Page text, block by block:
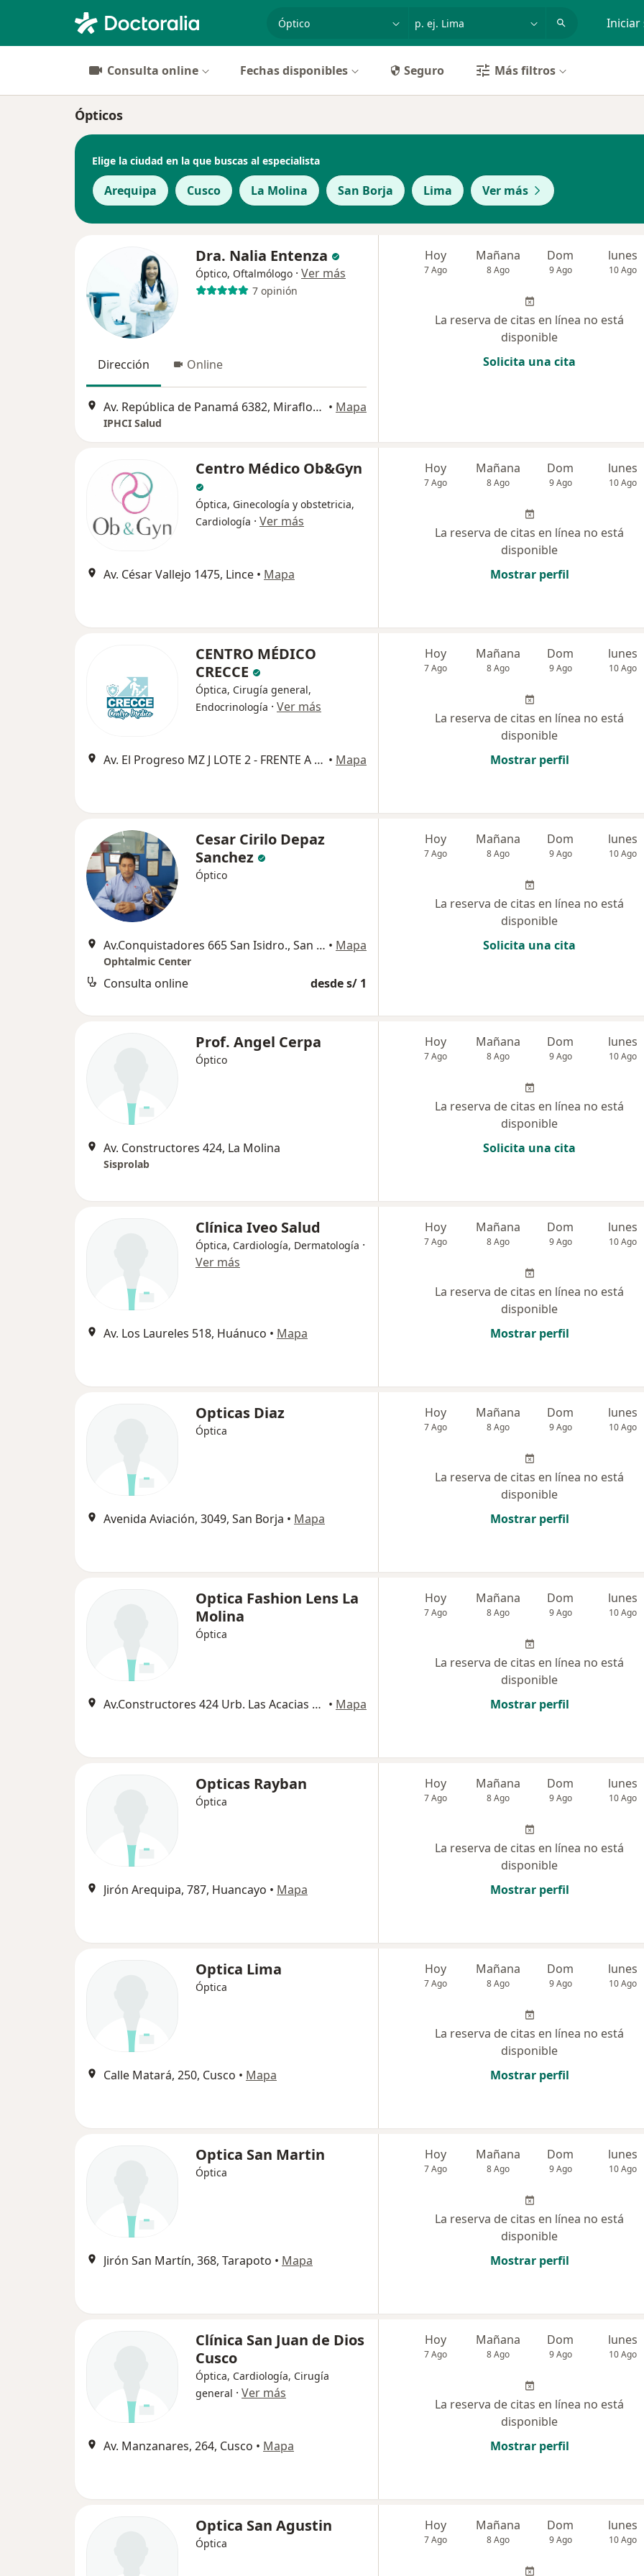
especialidad, enfermedad o nombre Iniciar
Consulta online Fechas disponibles Seguro Más filtros
Ópticos
Elige la ciudad en la que buscas al especialista
Arequipa Cusco La Molina San Borja Lima Ver más
Dra. Nalia Entenza
Óptico, Oftalmólogo · Ver más
7 opinión
Dirección Online
Av. República de Panamá 6382, Miraflores, Lima • Mapa
IPHCI Salud
Hoy
7 Ago
Mañana
8 Ago
Dom
9 Ago
lunes
10 Ago
La reserva de citas en línea no está
disponible
Solicita una cita
Centro Médico Ob&Gyn
Óptica, Ginecología y obstetricia,
Cardiología · Ver más
Av. César Vallejo 1475, Lince • Mapa
Hoy
7 Ago
Mañana
8 Ago
Dom
9 Ago
lunes
10 Ago
La reserva de citas en línea no está
disponible
Mostrar perfil
CENTRO MÉDICO
CRECCE
Óptica, Cirugía general,
Endocrinología · Ver más
Av. El Progreso MZ J LOTE 2 - FRENTE A PUERTA DE EMERGENCIAS DEL HOSPITAL REGIONAL., Chiclayo • Mapa
Hoy
7 Ago
Mañana
8 Ago
Dom
9 Ago
lunes
10 Ago
La reserva de citas en línea no está
disponible
Mostrar perfil
Cesar Cirilo Depaz
Sanchez
Óptico
Av.Conquistadores 665 San Isidro., San Isidro • Mapa
Ophtalmic Center
Consulta online desde s/ 1
Hoy
7 Ago
Mañana
8 Ago
Dom
9 Ago
lunes
10 Ago
La reserva de citas en línea no está
disponible
Solicita una cita
Prof. Angel Cerpa
Óptico
Av. Constructores 424, La Molina
Sisprolab
Hoy
7 Ago
Mañana
8 Ago
Dom
9 Ago
lunes
10 Ago
La reserva de citas en línea no está
disponible
Solicita una cita
Clínica Iveo Salud
Óptica, Cardiología, Dermatología ·
Ver más
Av. Los Laureles 518, Huánuco • Mapa
Hoy
7 Ago
Mañana
8 Ago
Dom
9 Ago
lunes
10 Ago
La reserva de citas en línea no está
disponible
Mostrar perfil
Opticas Diaz
Óptica
Avenida Aviación, 3049, San Borja • Mapa
Hoy
7 Ago
Mañana
8 Ago
Dom
9 Ago
lunes
10 Ago
La reserva de citas en línea no está
disponible
Mostrar perfil
Optica Fashion Lens La
Molina
Óptica
Av.Constructores 424 Urb. Las Acacias La Molina, La Molina • Mapa
Hoy
7 Ago
Mañana
8 Ago
Dom
9 Ago
lunes
10 Ago
La reserva de citas en línea no está
disponible
Mostrar perfil
Opticas Rayban
Óptica
Jirón Arequipa, 787, Huancayo • Mapa
Hoy
7 Ago
Mañana
8 Ago
Dom
9 Ago
lunes
10 Ago
La reserva de citas en línea no está
disponible
Mostrar perfil
Optica Lima
Óptica
Calle Matará, 250, Cusco • Mapa
Hoy
7 Ago
Mañana
8 Ago
Dom
9 Ago
lunes
10 Ago
La reserva de citas en línea no está
disponible
Mostrar perfil
Optica San Martin
Óptica
Jirón San Martín, 368, Tarapoto • Mapa
Hoy
7 Ago
Mañana
8 Ago
Dom
9 Ago
lunes
10 Ago
La reserva de citas en línea no está
disponible
Mostrar perfil
Clínica San Juan de Dios
Cusco
Óptica, Cardiología, Cirugía
general · Ver más
Av. Manzanares, 264, Cusco • Mapa
Hoy
7 Ago
Mañana
8 Ago
Dom
9 Ago
lunes
10 Ago
La reserva de citas en línea no está
disponible
Mostrar perfil
Optica San Agustin
Óptica
Hoy
7 Ago
Mañana
8 Ago
Dom
9 Ago
lunes
10 Ago